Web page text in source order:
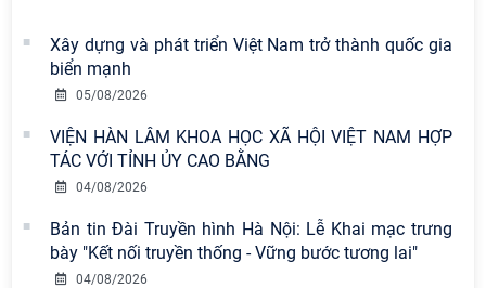
Xây dựng và phát triển Việt Nam trở thành quốc gia
biển mạnh
05/08/2026
VIỆN HÀN LÂM KHOA HỌC XÃ HỘI VIỆT NAM HỢP
TÁC VỚI TỈNH ỦY CAO BẰNG
04/08/2026
Bản tin Đài Truyền hình Hà Nội: Lễ Khai mạc trưng
bày "Kết nối truyền thống - Vững bước tương lai"
04/08/2026
Viện Hàn lâm Khoa học xã hội Việt
Nam có 02 tác phẩm đạt giải khuyến